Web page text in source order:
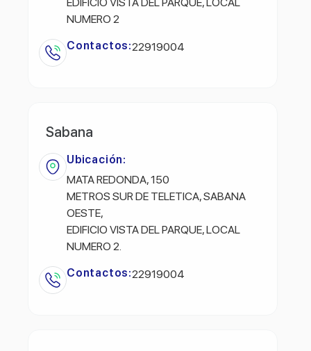
NUMERO 2
Contactos:22919004
Sabana
Ubicación:
MATA REDONDA, 150
METROS SUR DE TELETICA, SABANA
OESTE,
EDIFICIO VISTA DEL PARQUE, LOCAL
NUMERO 2.
Contactos:22919004